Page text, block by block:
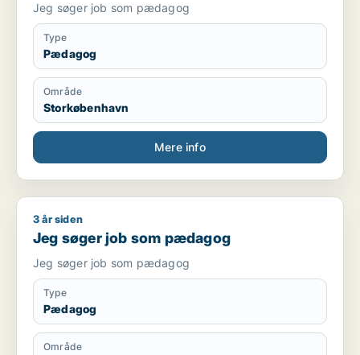
Jeg søger job som pædagog
Type
Pædagog
Område
Storkøbenhavn
Mere info
Jeg søger job som pædagog
3 år siden
Jeg søger job som pædagog
Jeg søger job som pædagog
Type
Pædagog
Område